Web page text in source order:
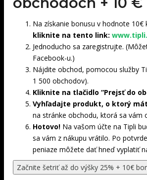
Na získanie bonusu v hodnote 10€
kliknite na tento link:
Jednoducho sa zaregistrujte.
Facebook-u.)
Nájdite obchod, pomocou služby
1 500 obchodov).
Kliknite na tlačidlo “Prejsť do
Vyhľadajte produkt, o ktorý
na stránke obchodu, ktorá sa vám
Hotovo! Na vašom účte na Tipli
sa vám z nákupu vrátilo. Po
peniaze môžete dať hneď vyplatiť
Začnite šetriť až do výšky 25% + 10€